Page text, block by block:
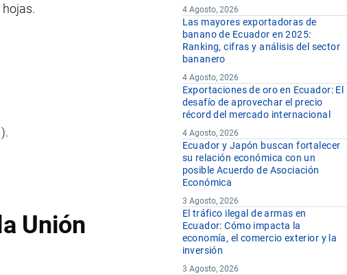
Unión
4 Agosto, 2026
Las mayores exportadoras de
banano de Ecuador en 2025:
Ranking, cifras y análisis del sector
bananero
4 Agosto, 2026
Exportaciones de oro en Ecuador: El
desafío de aprovechar el precio
récord del mercado internacional
4 Agosto, 2026
Ecuador y Japón buscan fortalecer
su relación económica con un
posible Acuerdo de Asociación
Económica
3 Agosto, 2026
El tráfico ilegal de armas en
Ecuador: Cómo impacta la
economía, el comercio exterior y la
inversión
3 Agosto, 2026